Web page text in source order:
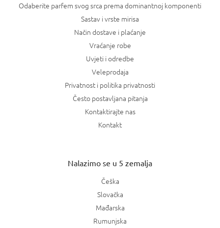
Odaberite parfem svog srca prema dominantnoj komponenti
Sastav i vrste mirisa
Način dostave i plaćanje
Vraćanje robe
Uvjeti i odredbe
Veleprodaja
Privatnost i politika privatnosti
Često postavljana pitanja
Kontaktirajte nas
Kontakt
Nalazimo se u 5 zemalja
Češka
Slovačka
Mađarska
Rumunjska